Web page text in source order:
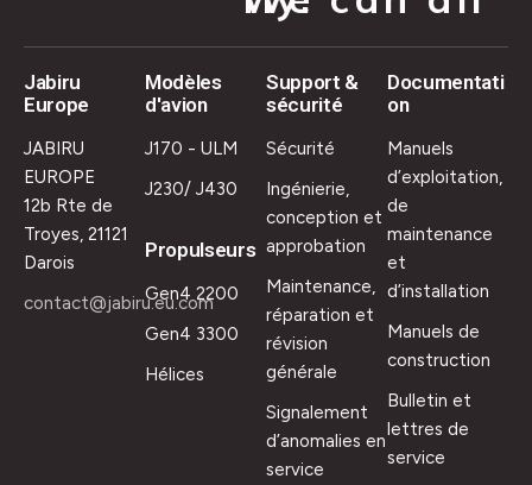
Jabiru
Europe
JABIRU
EUROPE
12b Rte de
Troyes, 21121
Darois
contact@jabiru.eu.com
Modèles
d'avion
J170 - ULM
J230/ J430
Propulseurs
Gen4 2200
Gen4 3300
Hélices
Support &
sécurité
Sécurité
Ingénierie,
conception et
approbation
Maintenance,
réparation et
révision
générale
Signalement
d’anomalies en
service
Documentati
on
Manuels
d’exploitation,
de
maintenance
et
d’installation
Manuels de
construction
Bulletin et
lettres de
service